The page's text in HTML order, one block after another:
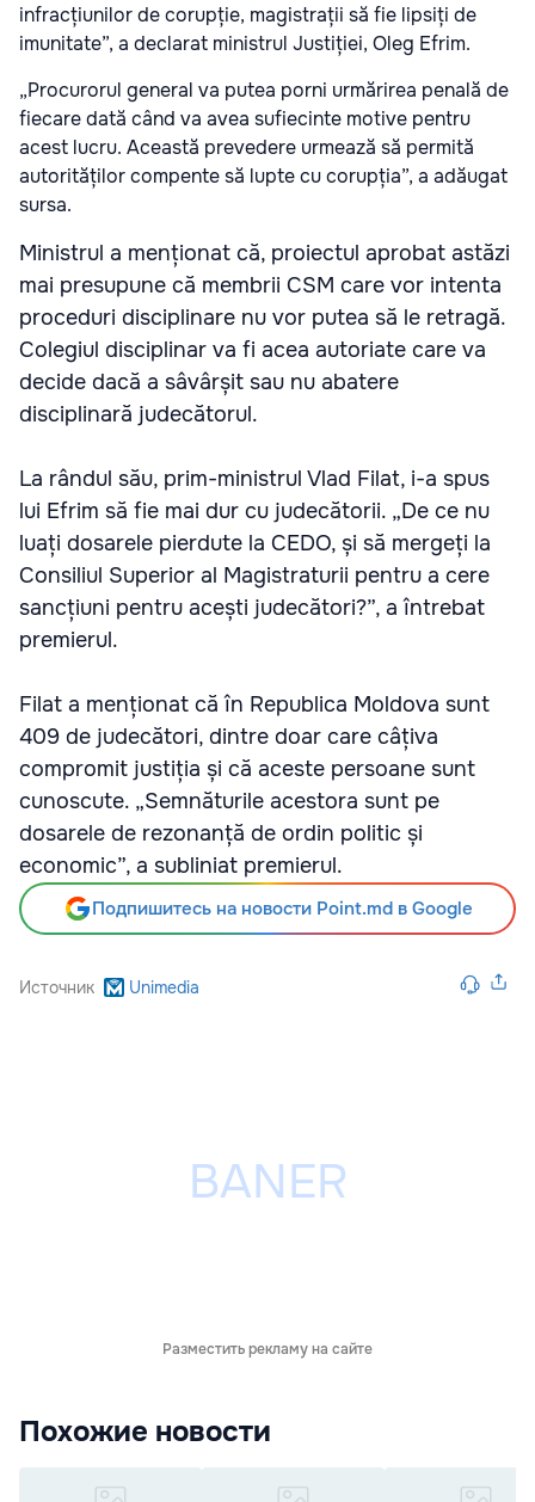
infracțiunilor de corupție, magistrații să fie lipsiți de
imunitate”, a declarat ministrul Justiției, Oleg Efrim.
„Procurorul general va putea porni urmărirea penală de
fiecare dată când va avea sufiecinte motive pentru
acest lucru. Această prevedere urmează să permită
autorităților compente să lupte cu corupția”, a adăugat
sursa.
Ministrul a menționat că, proiectul aprobat astăzi
mai presupune că membrii CSM care vor intenta
proceduri disciplinare nu vor putea să le retragă.
Colegiul disciplinar va fi acea autoriate care va
decide dacă a sâvârșit sau nu abatere
disciplinară judecătorul.
La rândul său, prim-ministrul Vlad Filat, i-a spus
lui Efrim să fie mai dur cu judecătorii. „De ce nu
luați dosarele pierdute la CEDO, și să mergeți la
Consiliul Superior al Magistraturii pentru a cere
sancțiuni pentru acești judecători?”, a întrebat
premierul.
Filat a menționat că în Republica Moldova sunt
409 de judecători, dintre doar care câțiva
compromit justiția și că aceste persoane sunt
cunoscute. „Semnăturile acestora sunt pe
dosarele de rezonanță de ordin politic și
economic”, a subliniat premierul.
Подпишитесь на новости Point.md в Google
Источник Unimedia
Разместить рекламу на сайте
Похожие новости